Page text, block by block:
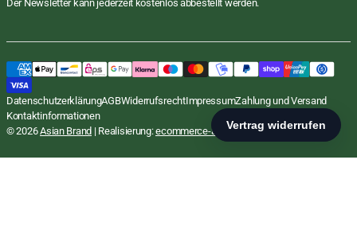
Pho Kho, Reisnudeln, Oh! Ricey, Acecook,
inkl. MwSt., zzgl.Versand
Regulärer
Preis
€1,85
EUR
KG
In den Warenkorb
Der Newsletter kann jederzeit kostenlos abbestellt werden.
DatenschutzerklärungAGBWiderrufsrechtImpressumZahlung und Versand
Kontaktinformationen
© 2026Asian Brand | Realisierung:ecommerce-agentur.net